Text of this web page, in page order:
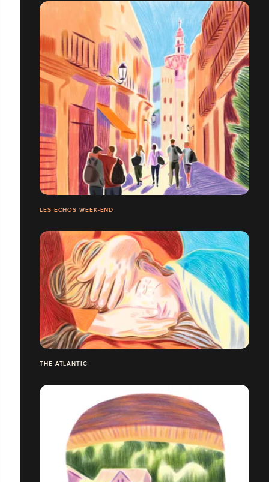
LES ECHOS WEEK-END
THE ATLANTIC